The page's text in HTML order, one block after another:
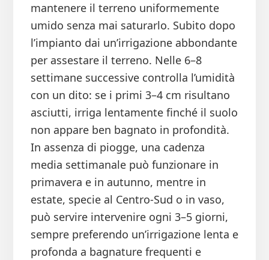
mantenere il terreno uniformemente
umido senza mai saturarlo. Subito dopo
l’impianto dai un’irrigazione abbondante
per assestare il terreno. Nelle 6–8
settimane successive controlla l’umidità
con un dito: se i primi 3–4 cm risultano
asciutti, irriga lentamente finché il suolo
non appare ben bagnato in profondità.
In assenza di piogge, una cadenza
media settimanale può funzionare in
primavera e in autunno, mentre in
estate, specie al Centro-Sud o in vaso,
può servire intervenire ogni 3–5 giorni,
sempre preferendo un’irrigazione lenta e
profonda a bagnature frequenti e